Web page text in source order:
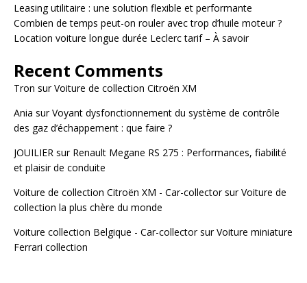
Leasing utilitaire : une solution flexible et performante
Combien de temps peut-on rouler avec trop d’huile moteur ?
Location voiture longue durée Leclerc tarif – À savoir
Recent Comments
Tron surVoiture de collection Citroën XM
Ania surVoyant dysfonctionnement du système de contrôle
des gaz d’échappement : que faire ?
JOUILIER sur Renault Megane RS 275 : Performances, fiabilité
et plaisir de conduite
Voiture de collection Citroën XM - Car-collectorsurVoiture de
collection la plus chère du monde
Voiture collection Belgique - Car-collectorsurVoiture miniature
Ferrari collection